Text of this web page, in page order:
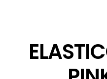
Finalizar compra